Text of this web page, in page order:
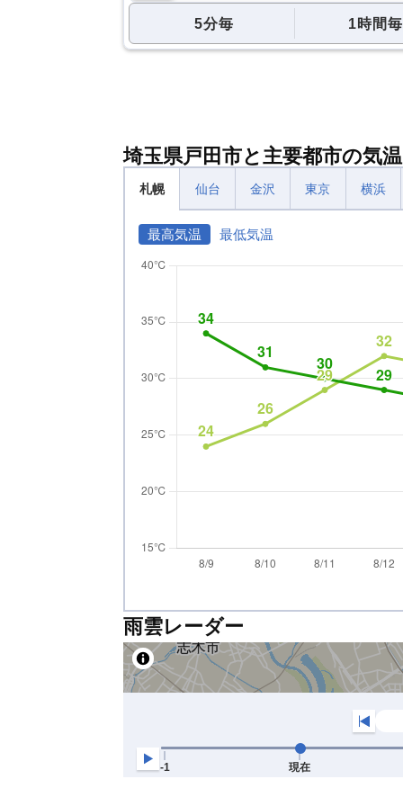
5分毎 1時間毎
埼玉県戸田市と主要都市の気
札幌 仙台 金沢 東京 横浜
最高気温 最低気温
雨雲レーダー